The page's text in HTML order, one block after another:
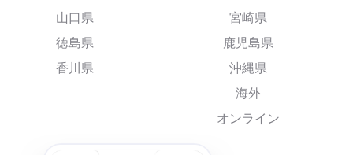
山口県
徳島県
香川県
宮崎県
鹿児島県
沖縄県
海外
オンライン